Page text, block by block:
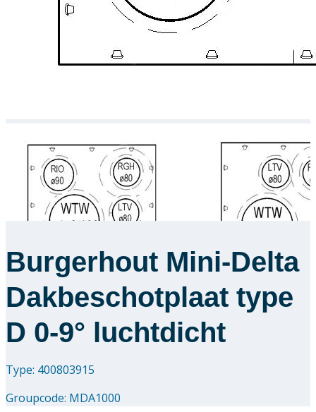
Burgerhout Mini-Delta
Dakbeschotplaat type
D 0-9° luchtdicht
Type: 400803915
Groupcode: MDA1000